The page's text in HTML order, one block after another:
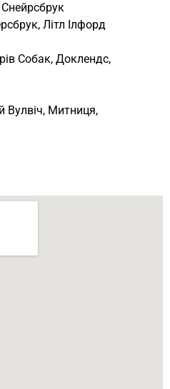
Літл Ілфорд
Собак, Доклендс,
Вулвіч, Митниця,